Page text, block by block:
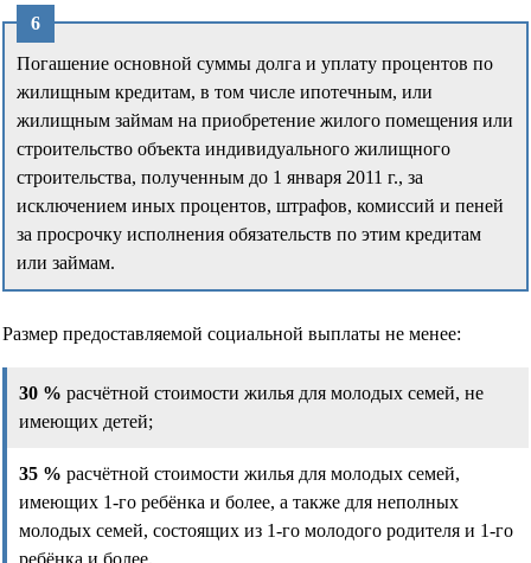
Погашение основной суммы долга и уплату процентов по
жилищным кредитам, в том числе ипотечным, или
жилищным займам на приобретение жилого помещения или
строительство объекта индивидуального жилищного
строительства, полученным до 1 января 2011 г., за
исключением иных процентов, штрафов, комиссий и пеней
за просрочку исполнения обязательств по этим кредитам
или займам.
Размер предоставляемой социальной выплаты не менее:
30 % расчётной стоимости жилья для молодых семей, не
имеющих детей;
35 % расчётной стоимости жилья для молодых семей,
имеющих 1-го ребёнка и более, а также для неполных
молодых семей, состоящих из 1-го молодого родителя и 1-го
ребёнка и более.